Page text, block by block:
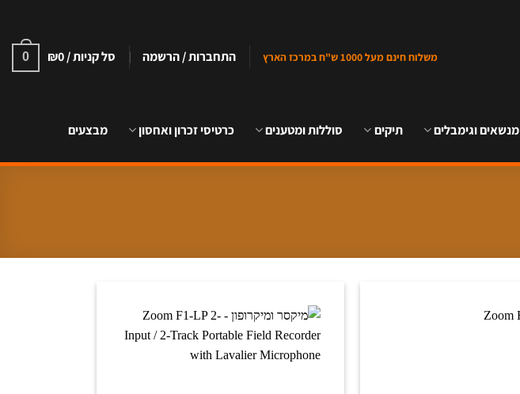
משלוח חינם מעל 1000 ש"ח במרכז הארץ התחברות / הרשמה סל קניות / ₪0
0
מנשאים וגימבלים תיקים סוללות ומטענים כרטיסי זכרון ואחסון מבצעים